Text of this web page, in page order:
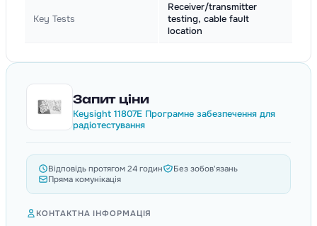
Key Tests
Receiver/transmitter
testing, cable fault
location
Запит ціни
Keysight 11807E Програмне забезпечення для
радіотестування
Відповідь протягом 24 годин
Без зобов'язань
Пряма комунікація
КОНТАКТНА ІНФОРМАЦІЯ